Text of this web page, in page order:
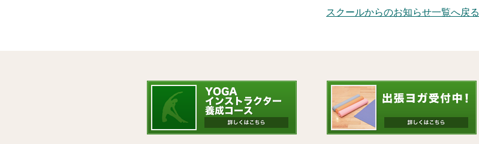
スクールからのお知らせ一覧へ戻る